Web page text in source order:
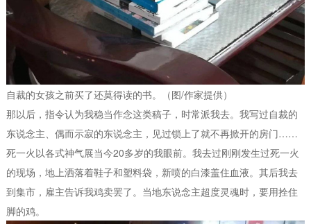
自裁的女孩之前买了还莫得读的书。（图/作家提供）
那以后，指令认为我稳当作念这类稿子，时常派我去。我写过自裁的
东说念主、偶而示寂的东说念主，见过锁上了就不再掀开的房门……
死一火以各式神气展当今20多岁的我眼前。我去过刚刚发生过死一火
的现场，地上洒落着鞋子和塑料袋，新喷的白漆盖住血液。其后我去
到集市，雇主告诉我鸡卖罢了。当地东说念主超度灵魂时，要用拴住
脚的鸡。